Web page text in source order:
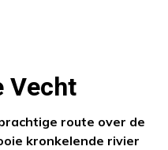
Vecht
route over de
kronkelende rivier